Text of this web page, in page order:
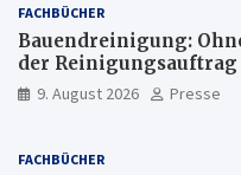
FACHBÜCHER
Bauendreinigung:
der Reinigungsauftrag
9. August 2026 Presse
FACHBÜCHER